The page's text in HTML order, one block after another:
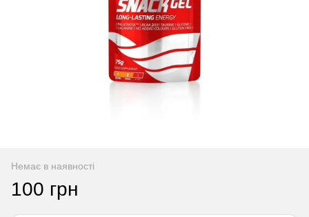
Немає в наявності
100 грн